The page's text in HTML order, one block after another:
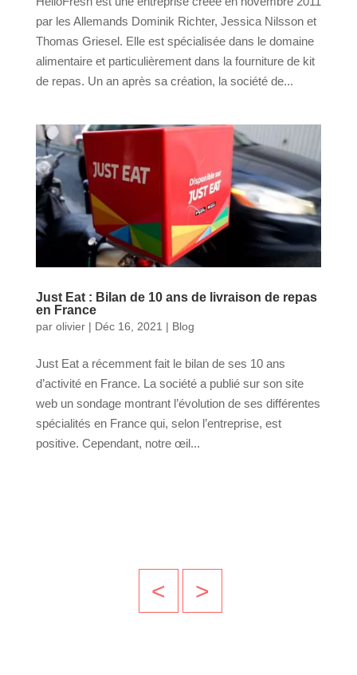
par les Allemands Dominik Richter, Jessica Nilsson et
Thomas Griesel. Elle est spécialisée dans le domaine
alimentaire et particulièrement dans la fourniture de kit
de repas. Un an après sa création, la société de...
Just Eat : Bilan de 10 ans de livraison de repas
en France
par olivier| Déc 16, 2021 | Blog
Just Eat a récemment fait le bilan de ses 10 ans
d’activité en France. La société a publié sur son site
web un sondage montrant l’évolution de ses différentes
spécialités en France qui, selon l’entreprise, est
positive. Cependant, notre œil...
< >